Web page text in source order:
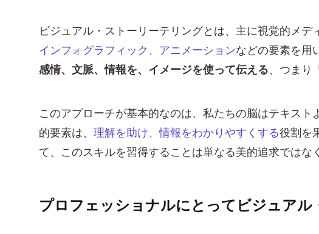
ビジュアル・ストーリーテリングとは、主に視覚的メ
インフォグラフィック、アニメーションなどの要素を用
感情、文脈、情報を、イメージを使って伝える、つまり
このアプローチが基本的なのは、私たちの脳はテキス
的要素は、 理解を助け、情報をわかりやすくする役割を
て、このスキルを習得することは単なる美的追求ではな
プロフェッショナルにとってビジュア